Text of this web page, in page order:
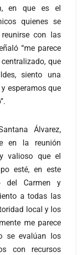
en que es el
quienes se
con las
“me parece
que
siento una
esperamos que
Álvarez,
en la reunión
valioso que el
esté, en este
del Carmen y
a todas las
local y los
me parece
se evalúan los
con recursos